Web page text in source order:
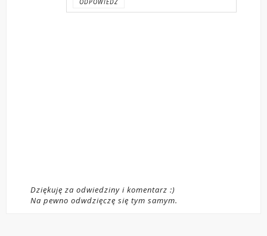
ODPOWIEDZ
Dziękuję za odwiedziny i komentarz :)
Na pewno odwdzięczę się tym samym.